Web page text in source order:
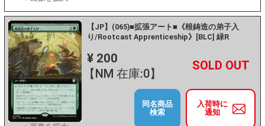
【JP】(065)■拡張アート■《根鋳造の弟子入
り/Rootcast Apprenticeship》[BLC] 緑R
¥ 200
【NM 在庫:0】
－ +
入荷時に
通知
同名商品
検索